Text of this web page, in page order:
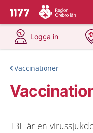
Till startsidan för 1177
Du har valt
Logga in
på 1177.se
Vaccinationer
TBE är en